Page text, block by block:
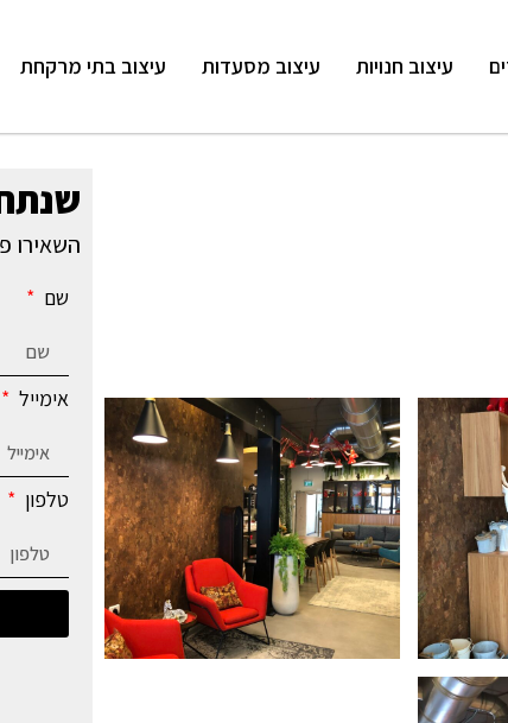
עיצוב חנויות עיצוב מסעדות עיצוב בתי מרקחת
השאירו
שם
אימייל
טלפון